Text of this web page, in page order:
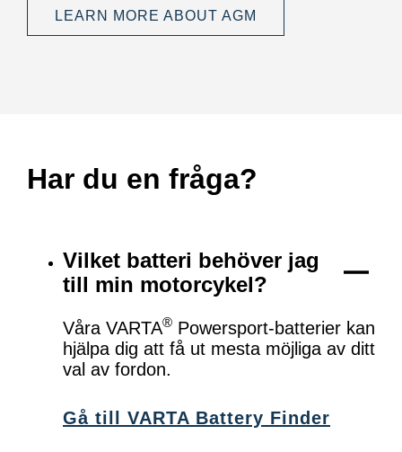
LEARN MORE ABOUT AGM
Har du en fråga?
Vilket batteri behöver jag
till min motorcykel?
Våra VARTA® Powersport-batterier kan
hjälpa dig att få ut mesta möjliga av ditt
val av fordon.
Gå till VARTA Battery Finder